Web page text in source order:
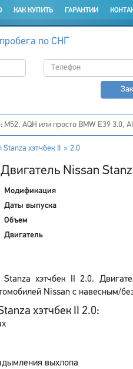
КАК КУПИТЬ ГАРАНТИИ
по СНГ
Stanza хэтчбек II 2.0
Двигатель Nissan
Модификация
Даты выпуска
Объем
Двигатель
хэтчбек II 2.0.
Nissan с навесным/
хэтчбек II 2.0:
выхлопа